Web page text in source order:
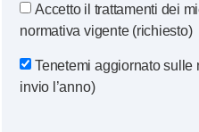
Accetto il trattamenti dei
normativa vigente (richiesto)
Tenetemi aggiornato
invio l’anno)